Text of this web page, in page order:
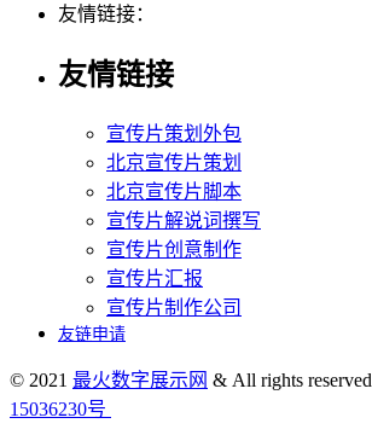
友情链接：
友情链接
宣传片策划外包
北京宣传片策划
北京宣传片脚本
宣传片解说词撰写
宣传片创意制作
宣传片汇报
宣传片制作公司
友链申请
© 2021 最火数字展示网 & All rights reserved
15036230号